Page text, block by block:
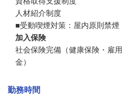
人材紹介制度
■受動喫煙対策：屋内原則禁煙
加入保険
社会保険完備（健康保険・雇
金）
勤務時間